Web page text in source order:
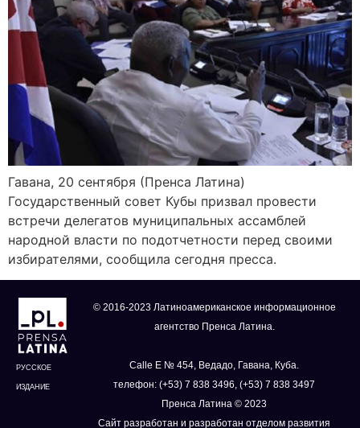
Гавана, 20 сентября (Пренса Латина)
Государственный совет Кубы призвал провести
встречи делегатов муниципальных ассамблей
народной власти по подотчетности перед своими
избирателями, сообщила сегодня пресса.
РУССКОЕ
ИЗДАНИЕ
© 2016-2023 Латиноамериканское информационное
агентство Пренса Латина.
Calle E № 454, Ведадо, Гавана, Куба.
телефон: (+53) 7 838 3496, (+53) 7 838 3497
Пренса Латина © 2023
Сайт разработан и разработан отделом развития